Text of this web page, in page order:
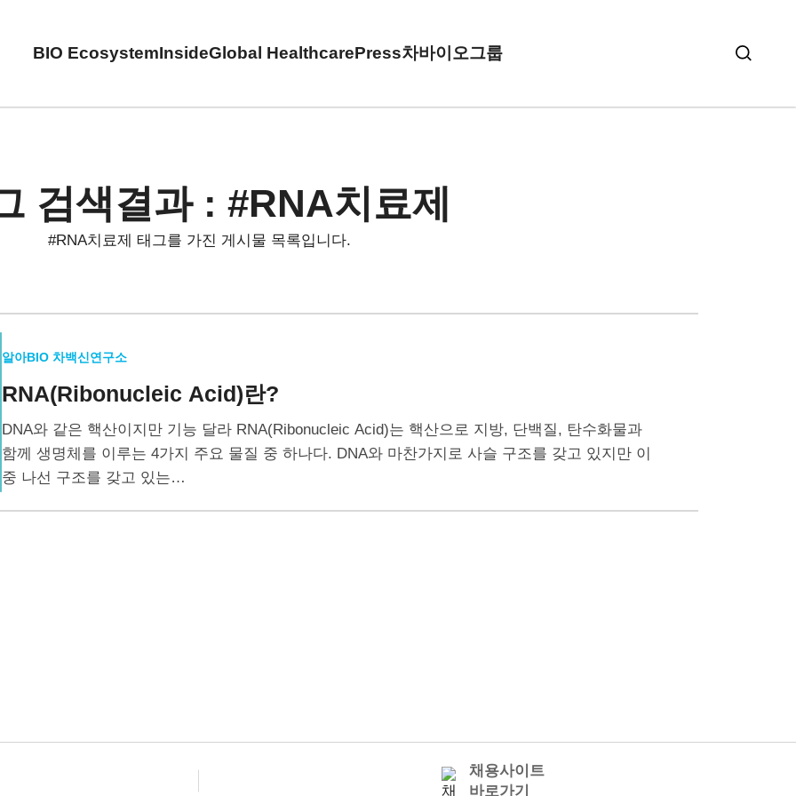
BIO EcosystemInsideGlobal HealthcarePress차바이오그룹
검색결과 : #RNA치료제
#RNA치료제 태그를 가진 게시물 목록입니다.
알아BIO 차백신연구소
RNA(Ribonucleic Acid)란?
DNA와 같은 핵산이지만 기능 달라 RNA(Ribonucleic Acid)는 핵산으로 지방, 단백질, 탄수화물과
함께 생명체를 이루는 4가지 주요 물질 중 하나다. DNA와 마찬가지로 사슬 구조를 갖고 있지만 이
중 나선 구조를 갖고 있는…
채용사이트
바로가기